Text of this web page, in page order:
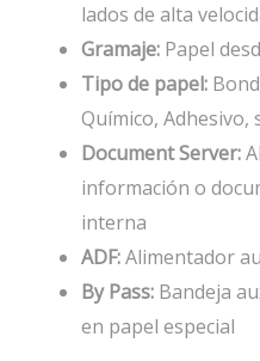
lados de alta
Gramaje: Papel
Tipo de papel:
Químico,
Document Server:
información o
interna
ADF:Alimentador
By Pass: Bandeja
en papel especial